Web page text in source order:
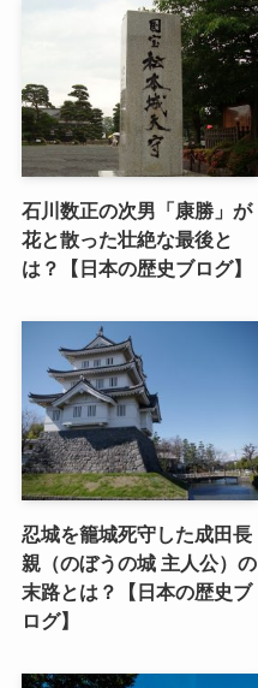
石川数正の次男「康勝」が
花と散った壮絶な最後と
は？【日本の歴史ブログ】
忍城を籠城死守した成田長
親（のぼうの城 主人公）の
末路とは？【日本の歴史ブ
ログ】